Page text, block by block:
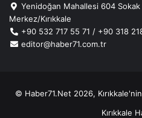
Yenidoğan Mahallesi 604
Merkez/Kırıkkale
+90 532 717 55 71 / +90 318
editor@haber71.com.tr
© Haber71.Net 2026,
Kırıkkale